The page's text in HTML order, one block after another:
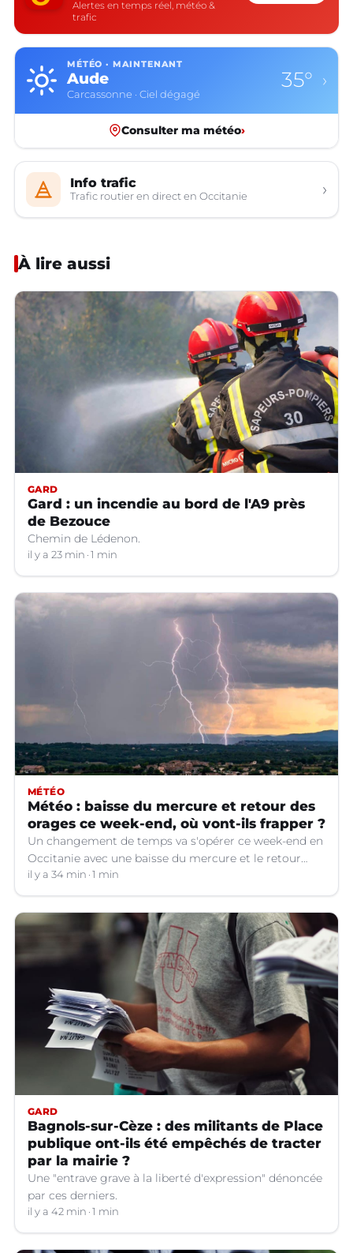
Alertes en temps réel, météo &
trafic
MÉTÉO · MAINTENANT
Aude
Carcassonne · Ciel dégagé
35° ›
Consulter ma météo›
Info trafic
Trafic routier en direct en Occitanie ›
À lire aussi
GARD
Gard : un incendie au bord de l'A9 près
de Bezouce
Chemin de Lédenon.
il y a 23 min 1 min
MÉTÉO
Météo : baisse du mercure et retour des
orages ce week-end, où vont-ils frapper ?
Un changement de temps va s'opérer ce week-end en
Occitanie avec une baisse du mercure et le retour
d'orages dans certains départements.
il y a 34 min 1 min
GARD
Bagnols-sur-Cèze : des militants de Place
publique ont-ils été empêchés de tracter
par la mairie ?
Une "entrave grave à la liberté d'expression" dénoncée
par ces derniers.
il y a 42 min 1 min